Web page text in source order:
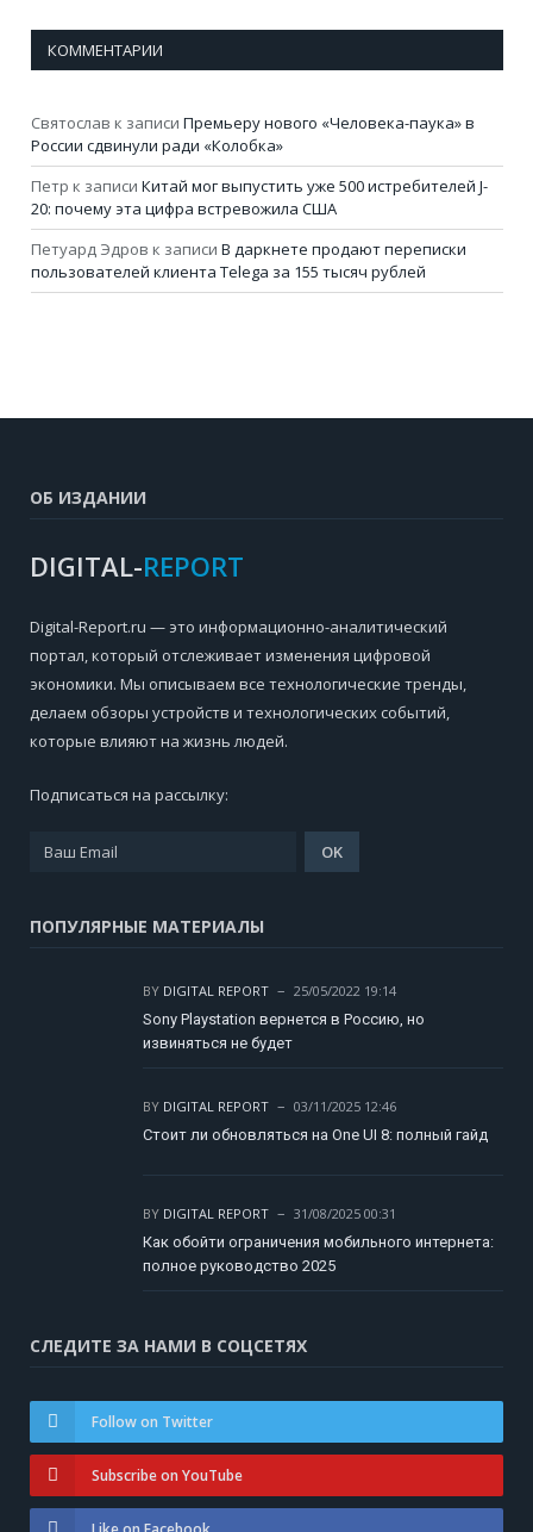
КОММЕНТАРИИ
Святослав к записи Премьеру нового «Человека-паука» в
России сдвинули ради «Колобка»
Петр к записи Китай мог выпустить уже 500 истребителей J-
20: почему эта цифра встревожила США
Петуард Эдров к записи В даркнете продают переписки
пользователей клиента Telega за 155 тысяч рублей
ОБ ИЗДАНИИ
DIGITAL-REPORT
Digital-Report.ru — это информационно-аналитический
портал, который отслеживает изменения цифровой
экономики. Мы описываем все технологические тренды,
делаем обзоры устройств и технологических событий,
которые влияют на жизнь людей.
Подписаться на рассылку:
ПОПУЛЯРНЫЕ МАТЕРИАЛЫ
BY DIGITAL REPORT
25/05/2022 19:14
Sony Playstation вернется в Россию, но
извиняться не будет
BY DIGITAL REPORT
03/11/2025 12:46
Стоит ли обновляться на One UI 8: полный гайд
BY DIGITAL REPORT
31/08/2025 00:31
Как обойти ограничения мобильного интернета:
полное руководство 2025
СЛЕДИТЕ ЗА НАМИ В СОЦСЕТЯХ
Follow on Twitter
Subscribe on YouTube